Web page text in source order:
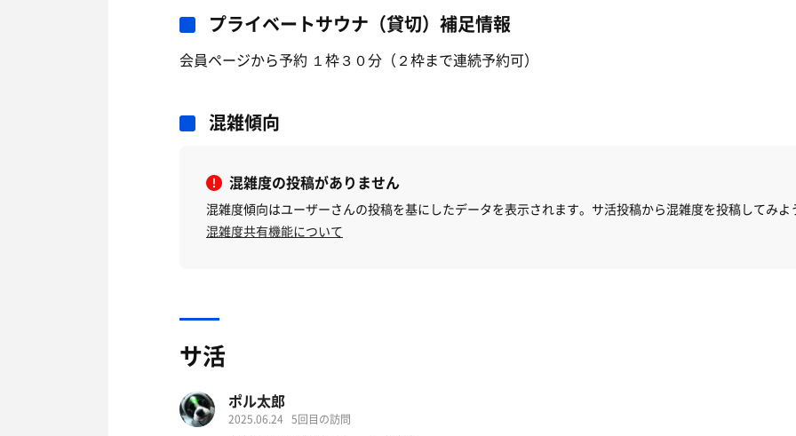
プライベートサウナ（貸切）補足情報
会員ページから予約 １枠３０分（２枠まで連続予約可）
混雑傾向
混雑度の投稿がありません
混雑度傾向はユーザーさんの投稿を基にしたデータを表示されます。サ活投稿から混雑度を投稿してみよ
混雑度共有機能について
サ活
ポル太郎
2025.06.24 5回目の訪問